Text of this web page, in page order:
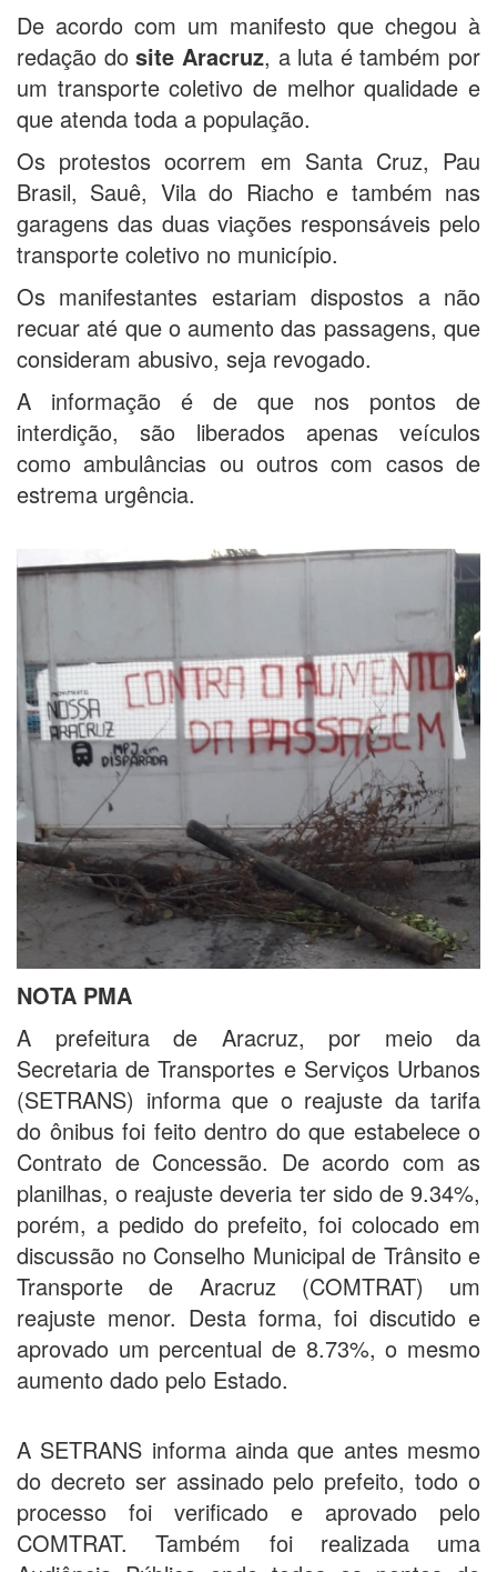
De acordo com um manifesto que chegou à
redação dosite Aracruz, a luta é também por
um transporte coletivo de melhor qualidade e
que atenda toda a população.
Os protestos ocorrem em Santa Cruz, Pau
Brasil, Sauê, Vila do Riacho e também nas
garagens das duas viações responsáveis pelo
transporte coletivo no município.
Os manifestantes estariam dispostos a não
recuar até que o aumento das passagens, que
consideram abusivo, seja revogado.
A informação é de que nos pontos de
interdição, são liberados apenas veículos
como ambulâncias ou outros com casos de
estrema urgência.
NOTA PMA
A prefeitura de Aracruz, por meio da
Secretaria de Transportes e Serviços Urbanos
(SETRANS) informa que o reajuste da tarifa
do ônibus foi feito dentro do que estabelece o
Contrato de Concessão. De acordo com as
planilhas, o reajuste deveria ter sido de 9.34%,
porém, a pedido do prefeito, foi colocado em
discussão no Conselho Municipal de Trânsito e
Transporte de Aracruz (COMTRAT) um
reajuste menor. Desta forma, foi discutido e
aprovado um percentual de 8.73%, o mesmo
aumento dado pelo Estado.
A SETRANS informa ainda que antes mesmo
do decreto ser assinado pelo prefeito, todo o
processo foi verificado e aprovado pelo
COMTRAT. Também foi realizada uma